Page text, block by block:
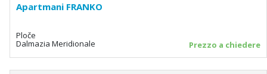
Apartmani FRANKO
Ploče
Dalmazia Meridionale Prezzo a chiedere